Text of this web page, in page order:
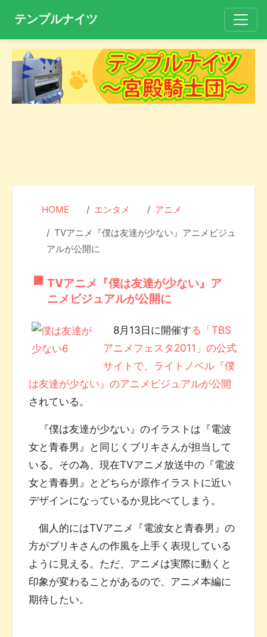
テンプルナイツ
HOME エンタメ アニメ
TVアニメ『僕は友達が少ない』アニメビジュ
アルが公開に
TVアニメ『僕は友達が少ない』ア
ニメビジュアルが公開に
8月13日に開催する「TBS
アニメフェスタ2011」の公式
サイトで、ライトノベル『僕
は友達が少ない』のアニメビジュアルが公開
されている。
『僕は友達が少ない』のイラストは『電波
女と青春男』と同じくブリキさんが担当して
いる。その為、現在TVアニメ放送中の『電波
女と青春男』とどちらが原作イラストに近い
デザインになっているか見比べてしまう。
個人的にはTVアニメ『電波女と青春男』の
方がブリキさんの作風を上手く表現している
ように見える。ただ、アニメは実際に動くと
印象が変わることがあるので、アニメ本編に
期待したい。